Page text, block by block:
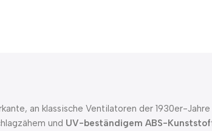
an klassische Ventilatoren der 1930er-
und UV-beständigem ABS-